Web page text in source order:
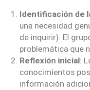
Identificación de
una necesidad
de inquirir). El
problemática que
Reflexión inicial:
conocimientos
información